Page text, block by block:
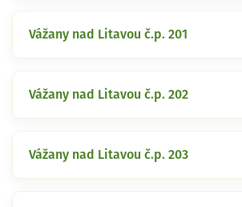
Vážany nad Litavou č.p. 201
Vážany nad Litavou č.p. 202
Vážany nad Litavou č.p. 203